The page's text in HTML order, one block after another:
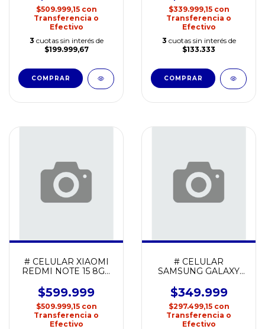
$509.999,15 con
Transferencia o
Efectivo
3 cuotas sin interés de
$199.999,67
$339.999,15 con
Transferencia o
Efectivo
3 cuotas sin interés de
$133.333
# CELULAR XIAOMI
REDMI NOTE 15 8GB
$599.999
$509.999,15 con
Transferencia o
Efectivo
# CELULAR
SAMSUNG GALAXY
$349.999
$297.499,15 con
Transferencia o
Efectivo